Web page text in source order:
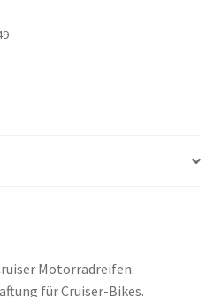
Motorradreifen.
für Cruiser-Bikes.